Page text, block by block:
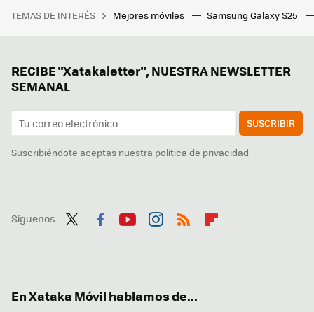
TEMAS DE INTERÉS Mejores móviles Samsung Galaxy S25
RECIBE "Xatakaletter", NUESTRA NEWSLETTER
SEMANAL
SUSCRIBIR
Suscribiéndote aceptas nuestra política de privacidad
Síguenos
En Xataka Móvil hablamos de...